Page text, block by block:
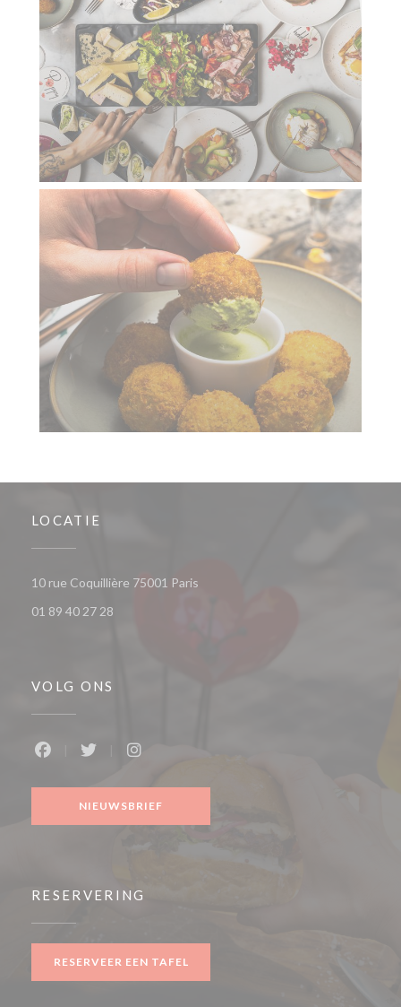
LOCATIE
10 rue Coquillière 75001 Paris
01 89 40 27 28
VOLG ONS
NIEUWSBRIEF
RESERVERING
RESERVEER EEN TAFEL